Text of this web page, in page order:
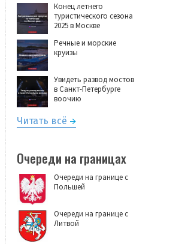
Конец летнего
туристического сезона
2025 в Москве
Речные и морские
круизы
Увидеть развод мостов
в Санкт-Петербурге
воочию
Читать всё
Очереди на границах
Очереди на границе с
Польшей
Очереди на границе с
Литвой